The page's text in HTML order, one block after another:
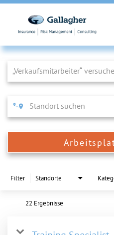
Job Search Page
Filter Standorte
22 Ergebnisse